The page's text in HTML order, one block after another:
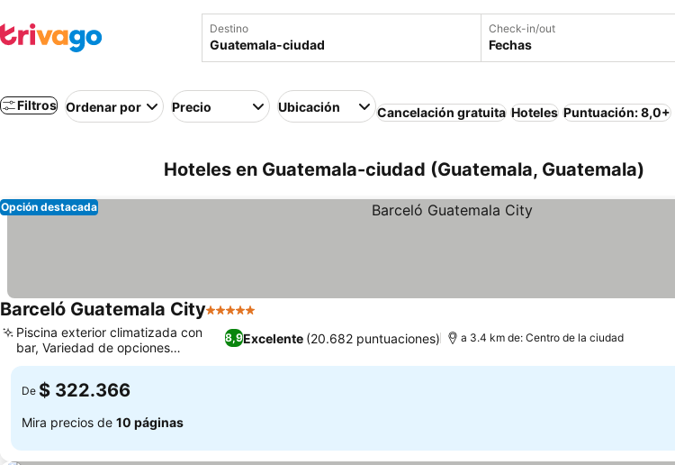
Destino Check-in/out
Fechas
Filtros Ordenar por Precio Ubicación Cancelación gratuita Hoteles Puntuación: 8,0+
Hoteles en Guatemala-ciudad (Guatemala, Guatemala)
Opción destacada
Barceló Guatemala City5 Estrellas
8,9Excelente (20.682 puntuaciones)
Piscina exterior climatizada con
bar, Variedad de opciones
gastronómicas
a 3.4 km de: Centro de la ciudad
De $ 322.366
Mira precios de 10 páginas